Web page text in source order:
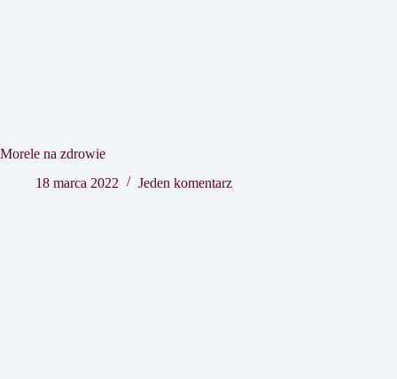
Morele na zdrowie
18 marca 2022
Jeden komentarz